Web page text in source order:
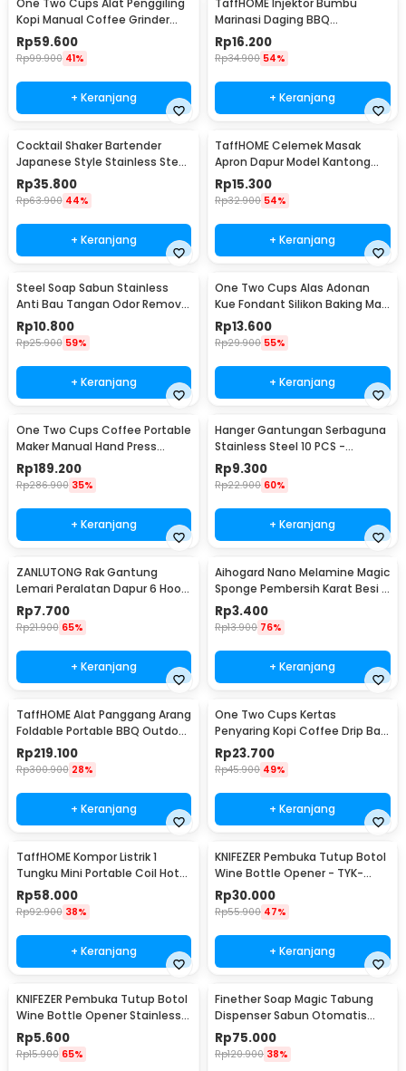
Kopi Manual Coffee Grinder
Portable - WFCG9800
Rp59.600
Rp99.900 41%
+ Keranjang
Marinasi Daging BBQ
Seasoning Injector - HC117
Rp16.200
Rp34.900 54%
+ Keranjang
Cocktail Shaker Bartender
Japanese Style Stainless Steel
200ml
Rp35.800
Rp63.900 44%
+ Keranjang
TaffHOME Celemek Masak
Apron Dapur Model Kantong
Pola Spatula - JJ41
Rp15.300
Rp32.900 54%
+ Keranjang
Steel Soap Sabun Stainless
Anti Bau Tangan Odor Remove
- HW071
Rp10.800
Rp25.900 59%
+ Keranjang
One Two Cups Alas Adonan
Kue Fondant Silikon Baking Mat
Anti Slip - JJ3873
Rp13.600
Rp29.900 55%
+ Keranjang
One Two Cups Coffee Portable
Maker Manual Hand Press
Espresso 300ml - T35066
Rp189.200
Rp286.900 35%
+ Keranjang
Hanger Gantungan Serbaguna
Stainless Steel 10 PCS -
M127105
Rp9.300
Rp22.900 60%
+ Keranjang
ZANLUTONG Rak Gantung
Lemari Peralatan Dapur 6 Hook
Besi - 2137
Rp7.700
Rp21.900 65%
+ Keranjang
Aihogard Nano Melamine Magic
Sponge Pembersih Karat Besi -
CW62
Rp3.400
Rp13.900 76%
+ Keranjang
TaffHOME Alat Panggang Arang
Foldable Portable BBQ Outdoor
Grill Stove - HWSK77
Rp219.100
Rp300.900 28%
+ Keranjang
One Two Cups Kertas
Penyaring Kopi Coffee Drip Bag
Paper Filter 50PCS - T111
Rp23.700
Rp45.900 49%
+ Keranjang
TaffHOME Kompor Listrik 1
Tungku Mini Portable Coil Hot
Plate 500W - C1-1000-03
Rp58.000
Rp92.900 38%
+ Keranjang
KNIFEZER Pembuka Tutup Botol
Wine Bottle Opener - TYK-
074B
Rp30.000
Rp55.900 47%
+ Keranjang
KNIFEZER Pembuka Tutup Botol
Wine Bottle Opener Stainless
Steel - WS01
Rp5.600
Rp15.900 65%
Finether Soap Magic Tabung
Dispenser Sabun Otomatis
400ml - AD-03
Rp75.000
Rp120.900 38%